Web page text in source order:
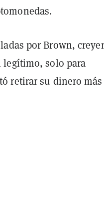
por Brown,
legítimo, solo para
retirar su dinero más